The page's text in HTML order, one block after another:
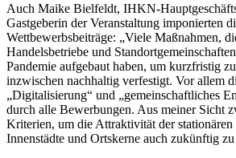
Auch Maike Bielfeldt, IHKN-
Gastgeberin der Veranstaltung imponierten
Wettbewerbsbeiträge: „Viele Maßnahmen,
Handelsbetriebe und
Pandemie aufgebaut haben, um kurzfristig
inzwischen nachhaltig verfestigt. Vor allem
„Digitalisierung“ und „gemeinschaftliches
durch alle Bewerbungen. Aus meiner Sicht
Kriterien, um die Attraktivität der stationären
Innenstädte und Ortskerne auch zukünftig